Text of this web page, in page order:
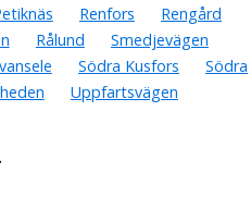
Renfors
Rengård
Rålund
Smedjevägen
Södra Kusfors
Södra
Uppfartsvägen